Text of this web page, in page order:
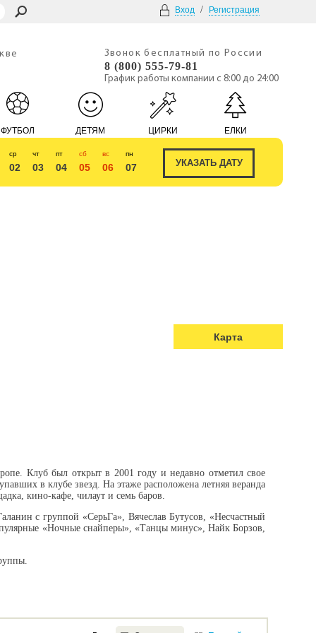
Вход / Регистрация
Звонок бесплатный по России
8 (800) 555-79-81
График работы компании с 8:00 до 24:00
ФУТБОЛ ДЕТЯМ ЦИРКИ ЕЛКИ
ср
02
чт
03
пт
04
сб
05
вс
06
пн
07
Карта
Клуб был открыт в 2001 году и недавно отметил свое
в клубе звезд. На этаже расположена летняя веранда
кино-кафе, чилаут и семь баров.
с группой «СерьГа», Вячеслав Бутусов, «Несчастный
«Ночные снайперы», «Танцы минус», Найк Борзов,